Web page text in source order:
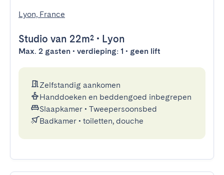
Lyon, France
Studio van 22m² • Lyon
Max. 2 gasten • verdieping: 1 • geen lift
Zelfstandig aankomen
Handdoeken en beddengoed inbegrepen
Slaapkamer • Tweepersoonsbed
Badkamer • toiletten, douche